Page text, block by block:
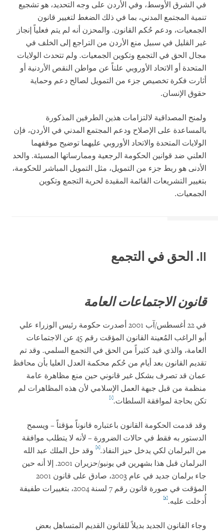
في الشرق الأوسط، وفي الأردن على وجه التحديد، هو تشجيع
تنمية المجتمع المدني، بما في ذلك الضغط لتغيير قانون
الجمعيات، ودعم حُكم القانون. والمحزن أنه لم يتم فعلياً إنجاز
غير القليل في سبيل منع الأردن من التراجع إلى الخلف في
مجال الحق في التجمع وتكوين الجمعيات. ولم تتحدث الولايات
المتحدة أو الاتحاد الأوروبي علناً عن مواطن النقص الأردنية أو
أثارت فكرة تخصيص جزء من التمويل لصالح دعم وحماية
حقوق الإنسان.
ولمنح المصداقية لالتزامات هذين الطرفين المذكورة
بالمساعدة على الإصلاح ودعم المجتمع المدني في الأردن، فإن
الولايات المتحدة والاتحاد الأوروبي عليهما توضيح موقفهما
العلني ضد قوانين الحكومة الرجعية وممارساتها المسيئة. والحد
الأدنى هو ربط جزء من التمويل، مثل التمويل المباشر للحكومة،
بتغيير التشريعات القائمة المقيدة لحرية التجمع وتكوين
الجمعيات.
II. الحق في التجمع
قانون الاجتماعات العامة
في 22 أغسطس/آب 2001 أصدرت حكومة رئيس الوزراء علي
أبو الراغب المُعينة القانون المؤقت رقم 45 عن الاجتماعات
العامة، والذي قيد كثيراً من الحق في التجمع السلمي. وقد تم
تقديم القانون بعد أيام من حُكم محكمة العدل العليا بأن محافظ
عمان قد تصرف بشكل غير قانوني حين منع مظاهرة عامة
منظمة من قبل جبهة العمل الإسلامي لأن هذه المظاهرات لم
تكن بحاجة لموافقة السلطات.[1]
وقد قدمت الحكومة القانون باعتباره قانوناً مؤقتاً – ويسمح
الدستور به فقط في حالات الضرورة – لأنه لا يتطلب موافقة
من البرلمان لكي يدخل حيز النفاذ.[2]
وقد حل الملك عبد الله
البرلمان قبل هذا بشهرين في يونيو/حزيران 2001. إلا أنه حين
جاء برلمان جديد في عام 2003، صادق على قانون 2001
المؤقت في صورة قانون رقم 7 لسنة 2004، بتغييرات طفيفة
أُدخلت عليه.[3]
وجاء القانون الجديد بديلاً للقانون القديم المتساهل بعض